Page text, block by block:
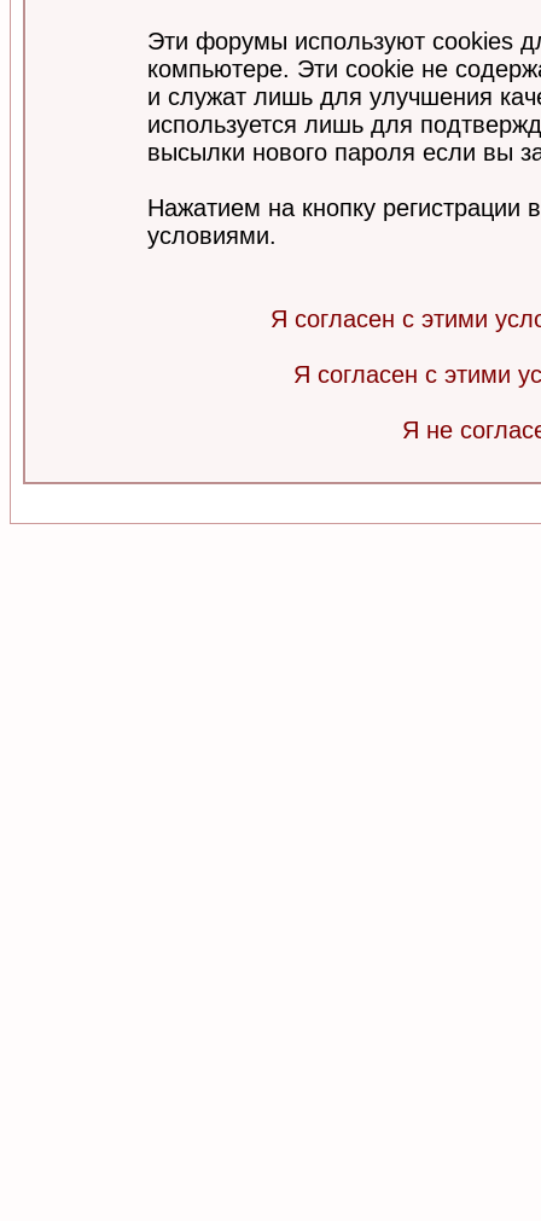
Эти форумы используют cookies
компьютере. Эти cookie не
и служат лишь для улучшения
используется лишь для
высылки нового пароля если вы
Нажатием на кнопку регистрации
условиями.
Я согласен с этими
Я согласен с этими
Я не